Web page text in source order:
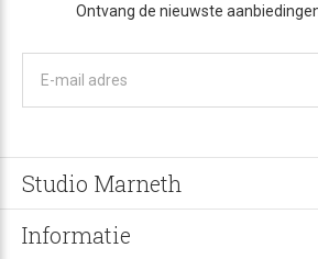
Ontvang de nieuwste
Studio Marneth
Informatie